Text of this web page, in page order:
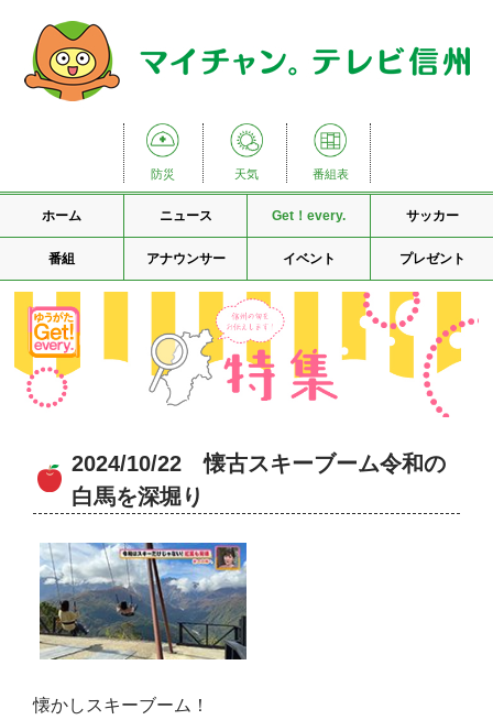
防災 天気 番組表
ホーム ニュース Get！every. サッカー
番組 アナウンサー イベント プレゼント
2024/10/22 懐古スキーブーム令和の
白馬を深堀り
懐かしスキーブーム！